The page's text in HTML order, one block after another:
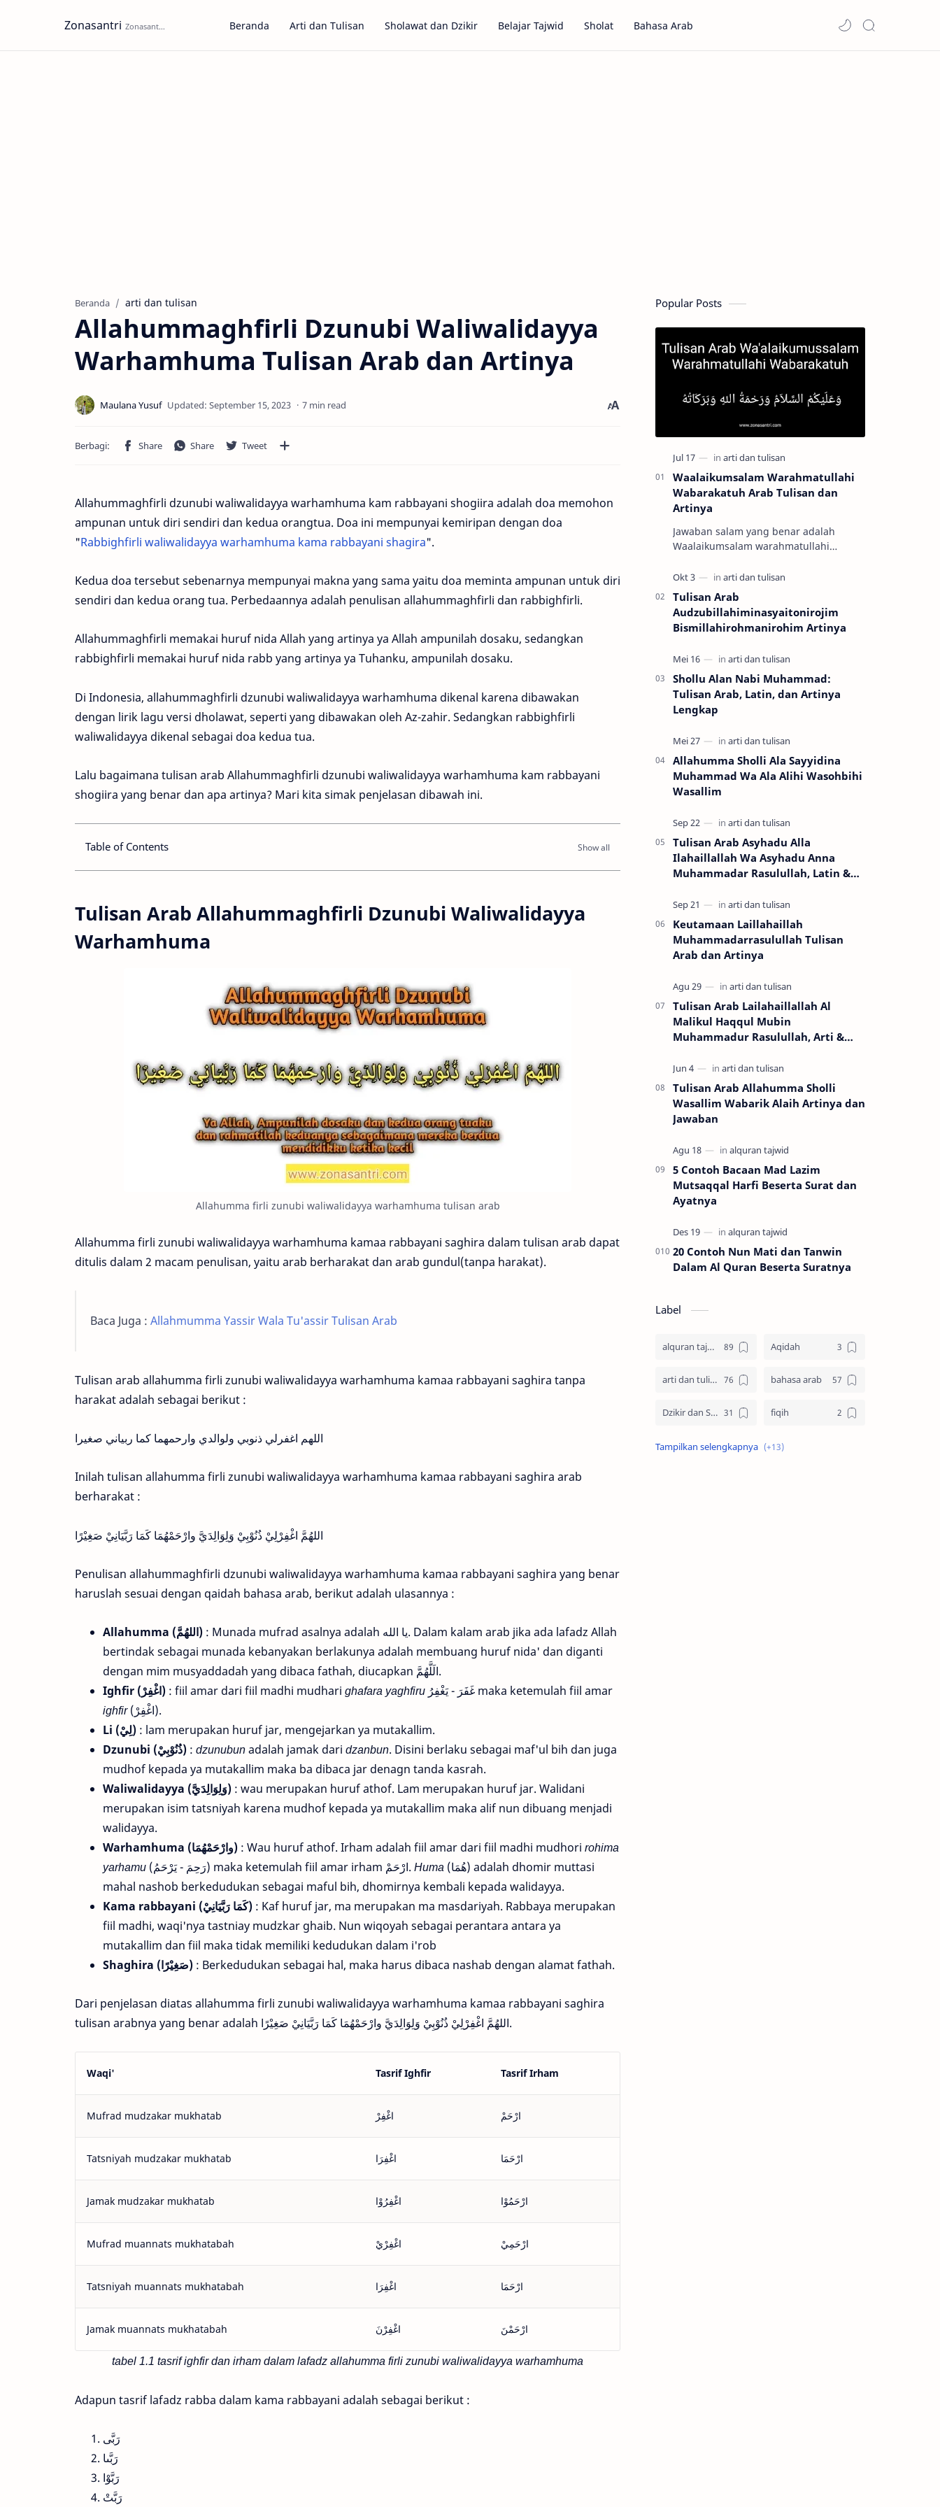
Zonasantri Beranda Arti dan Tulisan Sholawat dan Dzikir Belajar Tajwid Sholat Bahasa Arab
Beranda arti dan tulisan
Allahummaghfirli Dzunubi Waliwalidayya
Warhamhuma Tulisan Arab dan Artinya
7 min read
Allahummaghfirli dzunubi waliwalidayya warhamhuma kam rabbayani shogiira adalah doa memohon
ampunan untuk diri sendiri dan kedua orangtua. Doa ini mempunyai kemiripan dengan doa
"Rabbighfirli waliwalidayya warhamhuma kama rabbayani shagira".
Kedua doa tersebut sebenarnya mempunyai makna yang sama yaitu doa meminta ampunan untuk diri
sendiri dan kedua orang tua. Perbedaannya adalah penulisan allahummaghfirli dan rabbighfirli.
Allahummaghfirli memakai huruf nida Allah yang artinya ya Allah ampunilah dosaku, sedangkan
rabbighfirli memakai huruf nida rabb yang artinya ya Tuhanku, ampunilah dosaku.
Di Indonesia, allahummaghfirli dzunubi waliwalidayya warhamhuma dikenal karena dibawakan
dengan lirik lagu versi dholawat, seperti yang dibawakan oleh Az-zahir. Sedangkan rabbighfirli
waliwalidayya dikenal sebagai doa kedua tua.
Lalu bagaimana tulisan arab Allahummaghfirli dzunubi waliwalidayya warhamhuma kam rabbayani
shogiira yang benar dan apa artinya? Mari kita simak penjelasan dibawah ini.
Table of Contents
Tulisan Arab Allahummaghfirli Dzunubi Waliwalidayya
Warhamhuma
Allahumma firli zunubi waliwalidayya warhamhuma tulisan arab
Allahumma firli zunubi waliwalidayya warhamhuma kamaa rabbayani saghira dalam tulisan arab dapat
ditulis dalam 2 macam penulisan, yaitu arab berharakat dan arab gundul(tanpa harakat).
Baca Juga : Allahmumma Yassir Wala Tu'assir Tulisan Arab
Tulisan arab allahumma firli zunubi waliwalidayya warhamhuma kamaa rabbayani saghira tanpa
harakat adalah sebagai berikut :
اللهم اغفرلي ذنوبي ولوالدي وارحمهما كما ربياني صغيرا
Inilah tulisan allahumma firli zunubi waliwalidayya warhamhuma kamaa rabbayani saghira arab
berharakat :
اللهُمَّ اغْفِرْلِيْ ذُنُوْبِيْ وَلِوَالِدَيَّ وارْحَمْهُمَا كَمَا رَبَّيَانِيْ صَغِيْرًا
Penulisan allahummaghfirli dzunubi waliwalidayya warhamhuma kamaa rabbayani saghira yang benar
haruslah sesuai dengan qaidah bahasa arab, berikut adalah ulasannya :
Allahumma (اللهُمَّ) : Munada mufrad asalnya adalah يا الله. Dalam kalam arab jika ada lafadz Allah
bertindak sebagai munada kebanyakan berlakunya adalah membuang huruf nida' dan diganti
dengan mim musyaddadah yang dibaca fathah, diucapkan الَلَّهُمَّ.
Ighfir (اغْفِرْ) : fiil amar dari fiil madhi mudhari ghafara yaghfiru
غَفَرَ - يَغْفِرُ maka ketemulah fiil amar
ighfir
(اغْفِرْ).
Li (لِيْ) : lam merupakan huruf jar, mengejarkan ya mutakallim.
Dzunubi (ذُنُوْبِيْ) : dzunubunadalah jamak dari dzanbun. Disini berlaku sebagai maf'ul bih dan juga
mudhof kepada ya mutakallim maka ba dibaca jar denagn tanda kasrah.
Waliwalidayya (وَلِوَالِدَيَّ) : wau merupakan huruf athof. Lam merupakan huruf jar. Walidani
merupakan isim tatsniyah karena mudhof kepada ya mutakallim maka alif nun dibuang menjadi
walidayya.
Warhamhuma (وارْحَمْهُمَا) : Wau huruf athof. Irham adalah fiil amar dari fiil madhi mudhori rohima
yarhamu
(رَحِمَ - يَرْحَمُ) maka ketemulah fiil amar irham ارْحَمْ. Huma (هُمَا) adalah dhomir muttasi
mahal nashob berkedudukan sebagai maful bih, dhomirnya kembali kepada walidayya.
Kama rabbayani (كَمَا رَبَّيَانِيْ) : Kaf huruf jar, ma merupakan ma masdariyah. Rabbaya merupakan
fiil madhi, waqi'nya tastniay mudzkar ghaib. Nun wiqoyah sebagai perantara antara ya
mutakallim dan fiil maka tidak memiliki kedudukan dalam i'rob
Shaghira (صَغِيْرًا) : Berkedudukan sebagai hal, maka harus dibaca nashab dengan alamat fathah.
Dari penjelasan diatas allahumma firli zunubi waliwalidayya warhamhuma kamaa rabbayani saghira
tulisan arabnya yang benar adalah اللهُمَّ اغْفِرْلِيْ ذُنُوْبِيْ وَلِوَالِدَيَّ وارْحَمْهُمَا كَمَا رَبَّيَانِيْ صَغِيْرًا.
Waqi' Tasrif Ighfir Tasrif Irham
Mufrad mudzakar mukhatab اغْفِرْ ارْحَمْ
Tatsniyah mudzakar mukhatab اغْفِرَا ارْحَمَا
Jamak mudzakar mukhatab اغْفِرُوْا ارْحَمُوْا
Mufrad muannats mukhatabah اغْفِرْيْ ارْحَمِيْ
Tatsniyah muannats mukhatabah اغْفِرَا ارْحَمَا
Jamak muannats mukhatabah اغْفِرْنَ ارْحَمْنَ
tabel 1.1 tasrif ighfir dan irham dalam lafadz allahumma firli zunubi waliwalidayya warhamhuma
Adapun tasrif lafadz rabba dalam kama rabbayani adalah sebagai berikut :
رَبَّى
رَبَّىا
رَبَّوْا
رَبَّتْ
Popular Posts
Waalaikumsalam Warahmatullahi
Wabarakatuh Arab Tulisan dan
Artinya
Jawaban salam yang benar adalah
Waalaikumsalam warahmatullahi
السَّلاَمُ وَرَحْمَةُ اللهِ وَبَرَكَاتُهُ …
Tulisan Arab
Audzubillahiminasyaitonirojim
Bismillahirohmanirohim Artinya
Shollu Alan Nabi Muhammad:
Tulisan Arab, Latin, dan Artinya
Lengkap
Allahumma Sholli Ala Sayyidina
Muhammad Wa Ala Alihi Wasohbihi
Wasallim
Tulisan Arab Asyhadu Alla
Ilahaillallah Wa Asyhadu Anna
Muhammadar Rasulullah, Latin &
Keutamaan Laillahaillah
Muhammadarrasulullah Tulisan
Arab dan Artinya
Tulisan Arab Lailahaillallah Al
Malikul Haqqul Mubin
Muhammadur Rasulullah, Arti &
Tulisan Arab Allahumma Sholli
Wasallim Wabarik Alaih Artinya dan
Jawaban
5 Contoh Bacaan Mad Lazim
Mutsaqqal Harfi Beserta Surat dan
Ayatnya
20 Contoh Nun Mati dan Tanwin
Dalam Al Quran Beserta Suratnya
Label
alquran tajwid Aqidah
arti dan tulisan bahasa arab
Dzikir dan Sholawat fiqih
idul adha Imam Syafii